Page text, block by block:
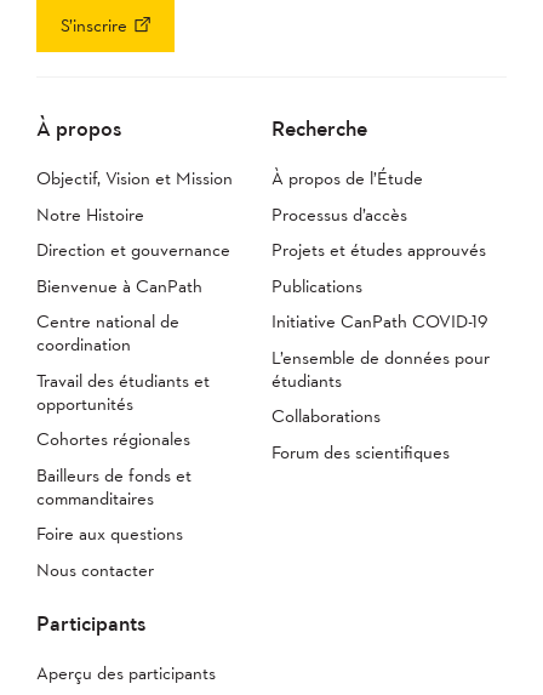
S’inscrire
À propos
Objectif, Vision et Mission
Notre Histoire
Direction et gouvernance
Bienvenue à CanPath
Centre national de
coordination
Travail des étudiants et
opportunités
Cohortes régionales
Bailleurs de fonds et
commanditaires
Foire aux questions
Nous contacter
Recherche
À propos de l’Étude
Processus d’accès
Projets et études approuvés
Publications
Initiative CanPath COVID-19
L’ensemble de données pour
étudiants
Collaborations
Forum des scientifiques
Participants
Aperçu des participants